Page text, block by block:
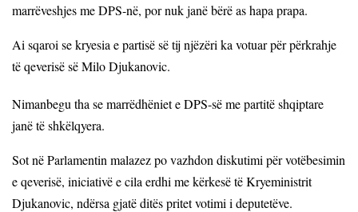
marrëveshjes me DPS-në, por nuk janë bërë as hapa prapa.
Ai sqaroi se kryesia e partisë së tij njëzëri ka votuar për përkrahje
të qeverisë së Milo Djukanovic.
Nimanbegu tha se marrëdhëniet e DPS-së me partitë shqiptare
janë të shkëlqyera.
Sot në Parlamentin malazez po vazhdon diskutimi për votëbesimin
e qeverisë, iniciativë e cila erdhi me kërkesë të Kryeministrit
Djukanovic, ndërsa gjatë ditës pritet votimi i deputetëve.